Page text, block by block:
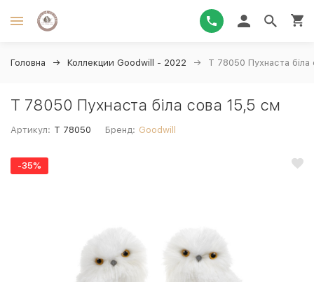
Головна Коллекции Goodwill - 2022 T 78050 Пухнаста
T 78050 Пухнаста біла сова 15,5 см
Артикул: T 78050 Бренд: Goodwill
-35%